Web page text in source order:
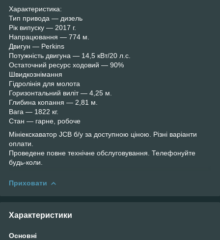
Характеристика:
Тип привода — дизель
Рік випуску — 2017 г.
Напрацювання — 774 м.
Двигун — Perkins
Потужність двигуна — 14,5 кВт/20 л.с.
Остаточний ресурс ходовий — 90%
Швидкознімання
Гідролінія для молота
Горизонтальний виліт — 4,25 м.
Глибина копання — 2,81 м.
Вага — 1822 кг.
Стан — гарне, робоче
Мініекскаватор JCB б/у за доступною ціною. Різні варіанти
оплати.
Проведене повне технічне обслуговування. Телефонуйте
будь-коли.
Приховати
Характеристики
Основні